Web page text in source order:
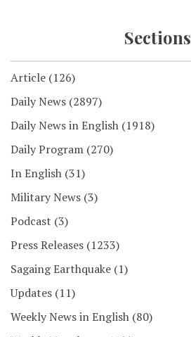
Sections
Article (126)
Daily News (2897)
Daily News in English (1918)
Daily Program (270)
In English (31)
Military News (3)
Podcast (3)
Press Releases (1233)
Sagaing Earthquake (1)
Updates (11)
Weekly News in English (80)